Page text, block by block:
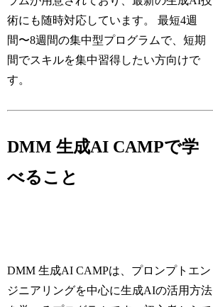
術にも随時対応しています。 最短4週
間〜8週間の集中型プログラムで、短期
間でスキルを集中習得したい方向けで
す。
DMM 生成AI CAMPで学
べること
DMM 生成AI CAMPは、プロンプトエン
ジニアリングを中心に生成AIの活用方法